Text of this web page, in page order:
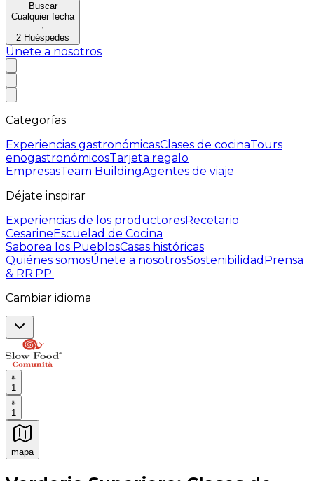
Buscar
Cualquier fecha
·
2 Huéspedes
Únete a nosotros
Categorías
Experiencias gastronómicasClases de cocinaTours
enogastronómicosTarjeta regalo
EmpresasTeam BuildingAgentes de viaje
Déjate inspirar
Experiencias de los productoresRecetario
CesarineEscuelad de Cocina
Saborea los PueblosCasas históricas
Quiénes somosÚnete a nosotrosSostenibilidad Prensa
& RR.PP.
Cambiar idioma
1
1
mapa